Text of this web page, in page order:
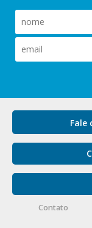
Fale
Contato